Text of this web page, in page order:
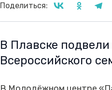
Поделиться:
В Плавске
Всероссийского